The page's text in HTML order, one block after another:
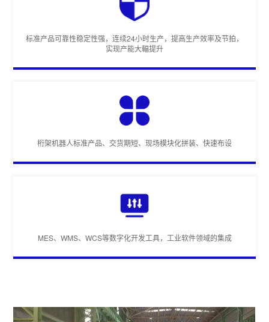
标准产品可靠性稳定性强，连续24小时生产，提高生产效率及节拍，
实现产能大輻提升
桁架机器人标准产品、交货期短、现场模块化拼装、快速布设
MES、WMS、WCS等数字化开发工具，工业软件领域的集成